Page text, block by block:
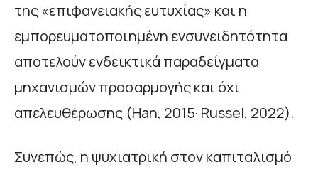
της «επιφανειακής ευτυχίας» και η
εμπορευματοποιημένη ενσυνειδητότητα
αποτελούν ενδεικτικά παραδείγματα
μηχανισμών προσαρμογής και όχι
απελευθέρωσης (Han, 2015· Russel, 2022).
Συνεπώς, η ψυχιατρική στον καπιταλισμό